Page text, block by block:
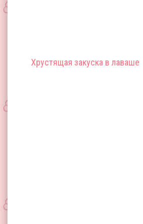
Хрустящая закуска в лаваше